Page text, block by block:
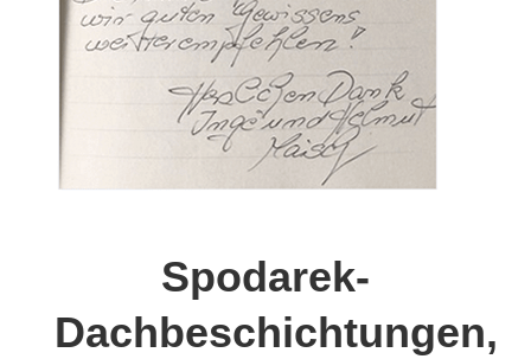
Spodarek-
Dachbeschichtungen,